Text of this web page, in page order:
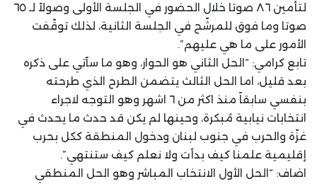
لتأمين ٨٦ صوتا خلال الحضور في الجلسة الأولى وصولاً لـ ٦٥
صوتا وما فوق للمرشّح في الجلسة الثانية، لذلك توقّفت
الأمور على ما هي عليهم”.
تابع كرامي: “الحل الثاني هو الحوار، وهو ما سآتي على ذكره
بعد قليل، اما الحل الثالث يتضمن الطرح الذي طرحته
بنفسي سابقاً منذ اكثر من ٦ اشهر وهو التوجه لاجراء
انتخابات نيابية مُبكرة، وحينها لم يكن قد حدث ما يحدث في
غزّة والحرب في جنوب لبنان ودخول المنطقة ككل بحرب
إقليمية علمنا كيف بدأت ولا نعلم كيف ستنتهي”.
اضاف: “الحل الأول الانتخاب المباشر وهو الحل المنطقي